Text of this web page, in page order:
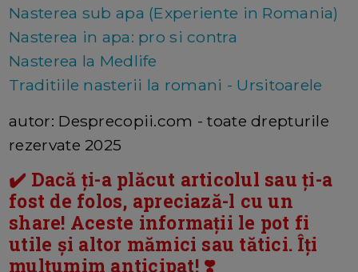
Nasterea sub apa (Experiente in Romania)
Nasterea in apa: pro si contra
Nasterea la Medlife
Traditiile nasterii la romani - Ursitoarele
autor: Desprecopii.com - toate drepturile
rezervate 2025
✔️ Dacă ți-a plăcut articolul sau ți-a
fost de folos, apreciază-l cu un
share! Aceste informații le pot fi
utile și altor mămici sau tătici. Îți
mulțumim anticipat! ❣️